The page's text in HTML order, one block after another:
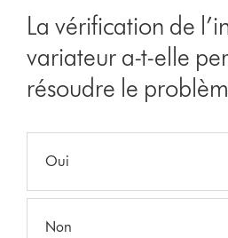
La vérification de
variateur a-t-elle
résoudre le
Oui
Non